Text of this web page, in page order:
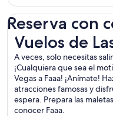
Reserva con
Vuelos de
A veces, solo necesitas
¡Cualquiera que sea el
Vegas a Faaa! ¡Anímate!
atracciones famosas y
espera. Prepara las
conocer Faaa.
Vuelos de Las Vegas a